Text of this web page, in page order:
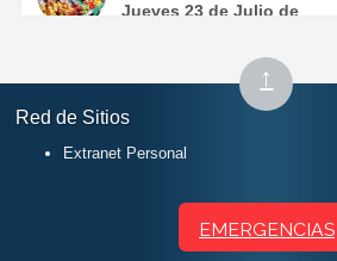
Jueves 23 de Julio de
↑ Subir
al
Red de Sitios
Extranet Personal
EMERGENCIAS